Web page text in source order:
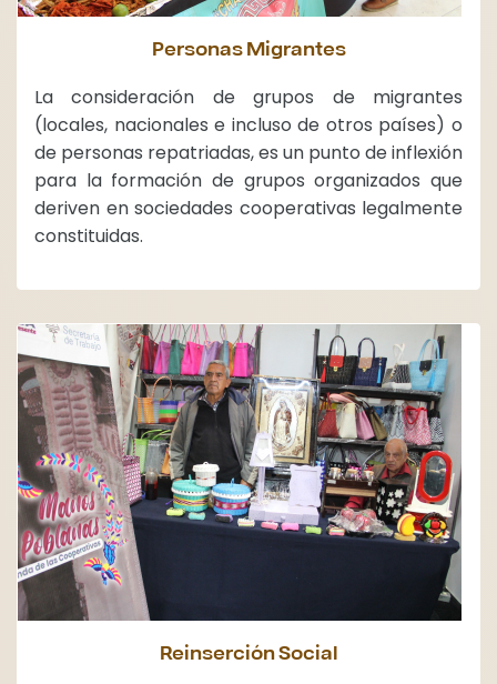
Personas Migrantes
La consideración de grupos de migrantes
(locales, nacionales e incluso de otros países) o
de personas repatriadas, es un punto de inflexión
para la formación de grupos organizados que
deriven en sociedades cooperativas legalmente
constituidas.
Reinserción Social